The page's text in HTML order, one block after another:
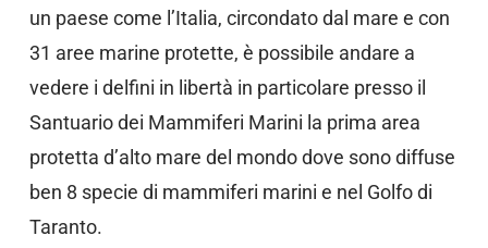
un paese come l’Italia, circondato dal mare e con
31 aree marine protette, è possibile andare a
vedere i delfini in libertà in particolare presso il
Santuario dei Mammiferi Marini la prima area
protetta d’alto mare del mondo dove sono diffuse
ben 8 specie di mammiferi marini e nel Golfo di
Taranto.